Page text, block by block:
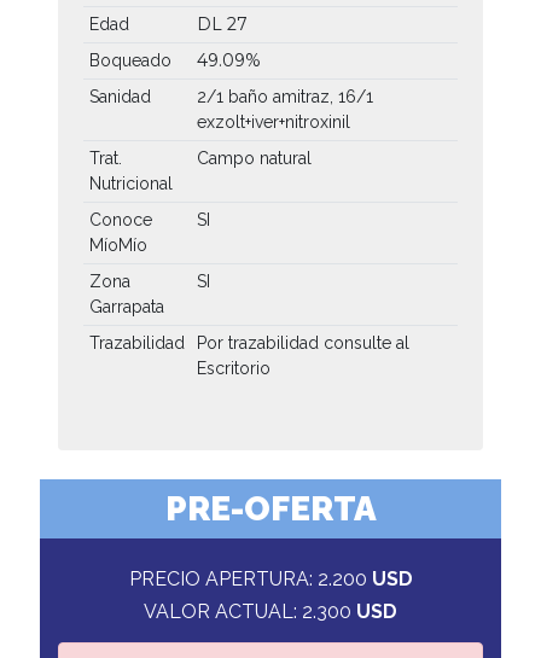
Edad DL 27
Boqueado 49.09%
Sanidad
2/1 baño amitraz, 16/1
exzolt+iver+nitroxinil
Trat.
Nutricional
Campo natural
Conoce
MíoMío
SI
Zona
Garrapata
SI
Trazabilidad
Por trazabilidad consulte al
Escritorio
PRE-OFERTA
PRECIO APERTURA: 2.200 USD
VALOR ACTUAL: 2.300 USD